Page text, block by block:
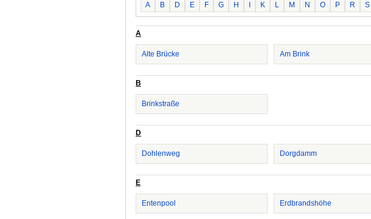
A B D E F G H K L M N O P R S
A
Alte Brücke Am Brink
B
Brinkstraße
D
Dohlenweg Dorgdamm
E
Entenpool Erdbrandshöhe